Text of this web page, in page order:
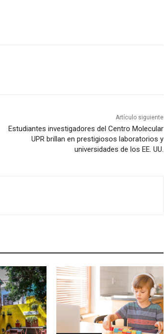
Artículo siguiente
Estudiantes investigadores del Centro Molecular
UPR brillan en prestigiosos laboratorios y
universidades de los EE. UU.